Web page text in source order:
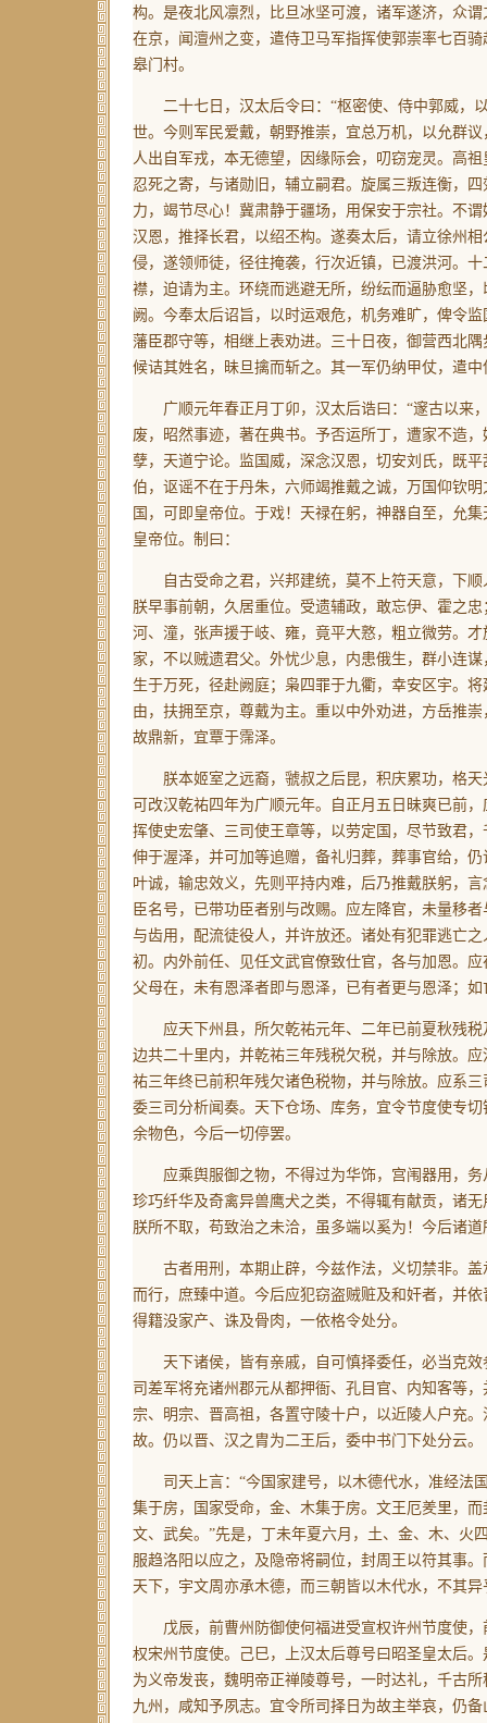
构。是夜北风凛烈，比旦冰坚可渡，诸军遂济，众
在京，闻澶州之变，遣侍卫马军指挥使郭崇率七百
皋门村。
二十七日，汉太后令曰：“枢密使、侍中郭威，
世。今则军民爱戴，朝野推崇，宜总万机，以允群
人出自军戎，本无德望，因缘际会，叨窃宠灵。高
忍死之寄，与诸勋旧，辅立嗣君。旋属三叛连衡，
力，竭节尽心！冀肃静于疆场，用保安于宗社。不
汉恩，推择长君，以绍丕构。遂奏太后，请立徐州
侵，遂领师徒，径往掩袭，行次近镇，已渡洪河。
襟，迫请为主。环绕而逃避无所，纷纭而逼胁愈坚
阙。今奉太后诏旨，以时运艰危，机务难旷，俾令
藩臣郡守等，相继上表劝进。三十日夜，御营西北
候诘其姓名，昧旦擒而斩之。其一军仍纳甲仗，遣
广顺元年春正月丁卯，汉太后诰曰：“邃古以来
废，昭然事迹，著在典书。予否运所丁，遭家不造
孽，天道宁论。监国威，深念汉恩，切安刘氏，既
伯，讴谣不在于丹朱，六师竭推戴之诚，万国仰钦
国，可即皇帝位。于戏！天禄在躬，神器自至，允
皇帝位。制曰：
自古受命之君，兴邦建统，莫不上符天意，下顺
朕早事前朝，久居重位。受遗辅政，敢忘伊、霍之
河、潼，张声援于岐、雍，竟平大憝，粗立微劳。
家，不以贼遗君父。外忧少息，内患俄生，群小连
生于万死，径赴阙庭；枭四罪于九衢，幸安区宇。
由，扶拥至京，尊戴为主。重以中外劝进，方岳推
故鼎新，宜覃于霈泽。
朕本姬室之远裔，虢叔之后昆，积庆累功，格天
可改汉乾祐四年为广顺元年。自正月五日昧爽已前
挥使史宏肇、三司使王章等，以劳定国，尽节致君
伸于渥泽，并可加等追赠，备礼归葬，葬事官给，
叶诚，输忠效义，先则平持内难，后乃推戴朕躬，
臣名号，已带功臣者别与改赐。应左降官，未量移
与齿用，配流徒役人，并许放还。诸处有犯罪逃亡
初。内外前任、见任文武官僚致仕官，各与加恩。
父母在，未有恩泽者即与恩泽，已有者更与恩泽；
应天下州县，所欠乾祐元年、二年已前夏秋残税
边共二十里内，并乾祐三年残税欠税，并与除放。
祐三年终已前积年残欠诸色税物，并与除放。应系
委三司分析闻奏。天下仓场、库务，宜令节度使专
余物色，今后一切停罢。
应乘舆服御之物，不得过为华饰，宫闱器用，务
珍巧纤华及奇禽异兽鹰犬之类，不得辄有献贡，诸
朕所不取，苟致治之未洽，虽多端以奚为！今后诸
古者用刑，本期止辟，今兹作法，义切禁非。盖
而行，庶臻中道。今后应犯窃盗贼赃及和奸者，并
得籍没家产、诛及骨肉，一依格令处分。
天下诸侯，皆有亲戚，自可慎择委任，必当克效
司差军将充诸州郡元从都押衙、孔目官、内知客等
宗、明宗、晋高祖，各置守陵十户，以近陵人户充
故。仍以晋、汉之胄为二王后，委中书门下处分云。
司天上言：“今国家建号，以木德代水，准经法国
集于房，国家受命，金、木集于房。文王厄羑里，
文、武矣。”先是，丁未年夏六月，土、金、木、火
服趋洛阳以应之，及隐帝将嗣位，封周王以符其事
天下，宇文周亦承木德，而三朝皆以木代水，不其异
戊辰，前曹州防御使何福进受宣权许州节度使，
权宋州节度使。己巳，上汉太后尊号曰昭圣皇太后
为义帝发丧，魏明帝正禅陵尊号，一时达礼，千古
九州，咸知予夙志。宜令所司择日为故主举哀，仍